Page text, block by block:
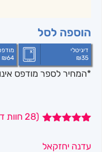
הוספה לסל
דיגיטלי
₪35
₪64
*המחיר לספר מודפס
מבוסס על
(
28 חוות
עדנה יחזקאל